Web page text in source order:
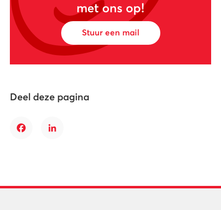
met ons op!
Stuur een mail
Deel deze pagina
FacebookLinkedIn